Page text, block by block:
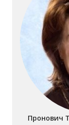
Пронович